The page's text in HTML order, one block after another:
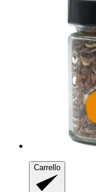
Carrello